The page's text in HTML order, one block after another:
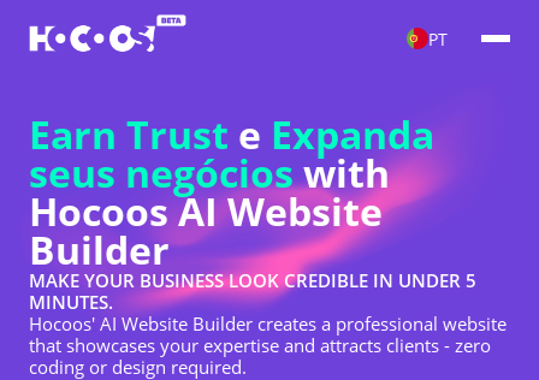
PT
Earn Trust e Expanda
seus negócioswith
Hocoos AI Website
Builder
MAKE YOUR BUSINESS LOOK CREDIBLE IN UNDER 5
MINUTES.
Hocoos' AI Website Builder creates a professional website
that showcases your expertise and attracts clients - zero
coding or design required.